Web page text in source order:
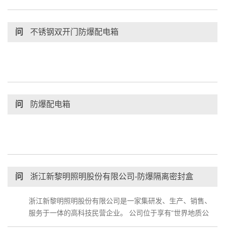
问 不锈钢双开门防爆配电箱
问 防爆配电箱
问 浙江新黎明照明股份有限公司-防爆隔离密封盒
浙江新黎明照明股份有限公司是一家集研发、生产、销售、
服务于一体的高科技民营企业。 公司位于享有“世界地质公
园”、国家AAAAA级…